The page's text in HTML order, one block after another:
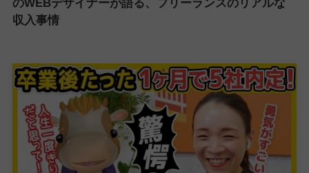
のWEBデザイナーが語る、フリーランスのリアルな
収入事情